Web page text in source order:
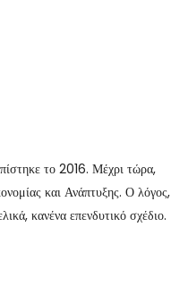
το 2016. Μέχρι τώρα,
και Ανάπτυξης. Ο λόγος,
κανένα επενδυτικό σχέδιο.